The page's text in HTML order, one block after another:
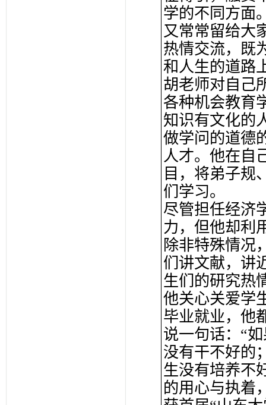
学的不同方面
又常常留给大
热情交流，既
和人生的道路
胡老师对自己
各种机会教育
知识有文化的
做学问的道德
人才。他在自
目，将弟子规
们学习。
尽管担任经济
力，但他却利
除非特殊情况
们讲文献，讲
生们的研究热
他关心关爱学
毕业就业，他
说一句话：“
没有干不好的
生没有培养不
的用心与执着